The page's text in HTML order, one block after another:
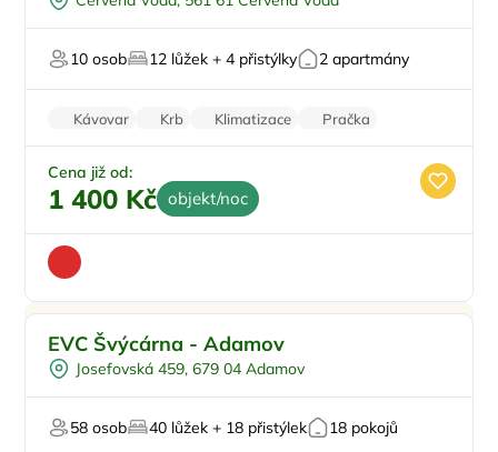
Venkovní bazén
10 osob 12 lůžek + 4 přistýlky 2 apartmány
Kávovar Krb Klimatizace
Pračka
Recepce
Cena již od:
1 400 Kč objekt/noc
Pro skupiny
Na samotě
Worshopy/školení
Pro svatby a oslavy
EVC Švýcárna - Adamov
Josefovská 459, 679 04 Adamov
58 osob 40 lůžek + 18 přistýlek 18 pokojů